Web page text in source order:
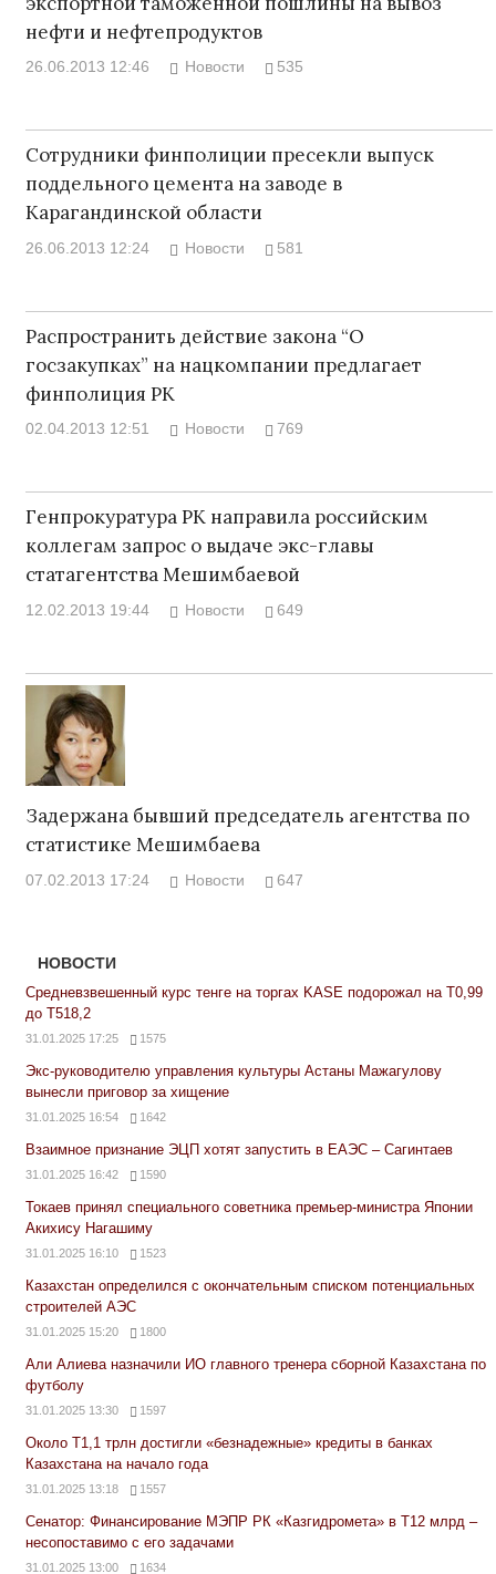
нефти и нефтепродуктов
26.06.2013 12:46 Новости 535
Сотрудники финполиции пресекли выпуск
поддельного цемента на заводе в
Карагандинской области
26.06.2013 12:24 Новости 581
Распространить действие закона “О
госзакупках” на нацкомпании предлагает
финполиция РК
02.04.2013 12:51 Новости 769
Генпрокуратура РК направила российским
коллегам запрос о выдаче экс-главы
статагентства Мешимбаевой
12.02.2013 19:44 Новости 649
Задержана бывший председатель агентства по
статистике Мешимбаева
07.02.2013 17:24 Новости 647
НОВОСТИ
Средневзвешенный курс тенге на торгах KASE подорожал на Т0,99
до Т518,2
31.01.2025 17:25 1575
Экс-руководителю управления культуры Астаны Мажагулову
вынесли приговор за хищение
31.01.2025 16:54 1642
Взаимное признание ЭЦП хотят запустить в ЕАЭС – Сагинтаев
31.01.2025 16:42 1590
Токаев принял специального советника премьер-министра Японии
Акихису Нагашиму
31.01.2025 16:10 1523
Казахстан определился с окончательным списком потенциальных
строителей АЭС
31.01.2025 15:20 1800
Али Алиева назначили ИО главного тренера сборной Казахстана по
футболу
31.01.2025 13:30 1597
Около Т1,1 трлн достигли «безнадежные» кредиты в банках
Казахстана на начало года
31.01.2025 13:18 1557
Сенатор: Финансирование МЭПР РК «Казгидромета» в Т12 млрд –
несопоставимо с его задачами
31.01.2025 13:00 1634